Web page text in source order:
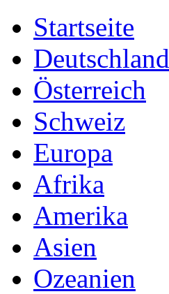
Startseite
Deutschland
Österreich
Schweiz
Europa
Afrika
Amerika
Asien
Ozeanien